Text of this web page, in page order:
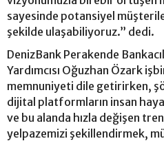
sayesinde potansiyel
şekilde ulaşabiliyoruz.” dedi.
DenizBank Perakende
Yardımcısı Oğuzhan Özark
memnuniyeti dile getirirken,
dijital platformların insan
ve bu alanda hızla değişen
yelpazemizi şekillendirmek,